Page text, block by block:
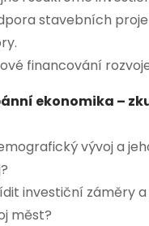
stavebních
financování
ekonomika –
vývoj a
investiční záměry
měst?